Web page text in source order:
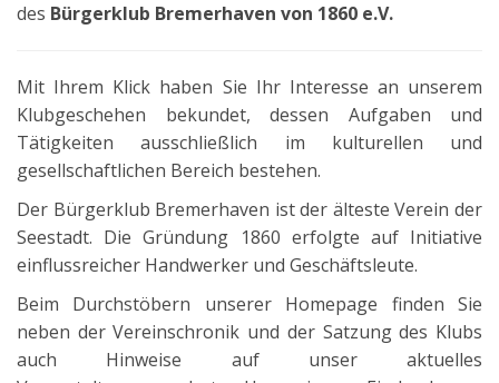
des Bürgerklub Bremerhaven von 1860 e.V.
Mit Ihrem Klick haben Sie Ihr Interesse an unserem
Klubgeschehen bekundet, dessen Aufgaben und
Tätigkeitenausschließlich im kulturellen und
gesellschaftlichen Bereich bestehen.
Der Bürgerklub Bremerhaven ist der älteste Verein der
Seestadt. Die Gründung 1860 erfolgte auf Initiative
einflussreicher Handwerker und Geschäftsleute.
Beim Durchstöbern unserer Homepage finden Sie
neben der Vereinschronik und der Satzung des Klubs
auch Hinweise auf unser aktuelles